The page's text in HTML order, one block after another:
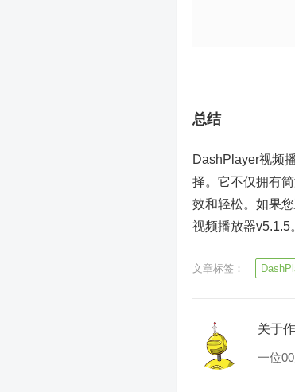
总结
DashPlayer视频
择。它不仅拥有
效和轻松。如果
视频播放器v5.1.5
文章标签：
关于
一位